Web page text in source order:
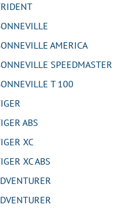
AMERICA
SPEEDMASTER
T 100
ABS
XC
XC ABS